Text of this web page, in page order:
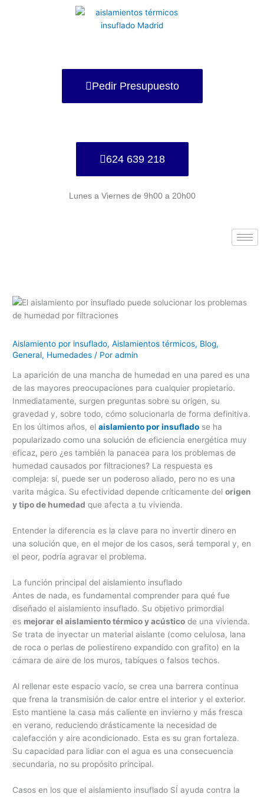
Pedir Presupuesto
624 639 218
Lunes a Viernes de 9h00 a 20h00
Aislamiento por insuflado,Aislamientos térmicos, Blog,
General, Humedades / Poradmin
La aparición de una mancha de humedad en una pared es una
de las mayores preocupaciones para cualquier propietario.
Inmediatamente, surgen preguntas sobre su origen, su
gravedad y, sobre todo, cómo solucionarla de forma definitiva.
En los últimos años, elaislamiento por insuflado se ha
popularizado como una solución de eficiencia energética muy
eficaz, pero ¿es también la panacea para los problemas de
humedad causados por filtraciones? La respuesta es
compleja: sí, puede ser un poderoso aliado, pero no es una
varita mágica. Su efectividad depende críticamente delorigen
y tipo de humedad que afecta a tu vivienda.
Entender la diferencia es la clave para no invertir dinero en
una solución que, en el mejor de los casos, será temporal y, en
el peor, podría agravar el problema.
La función principal del aislamiento insuflado
Antes de nada, es fundamental comprender para qué fue
diseñado el aislamiento insuflado. Su objetivo primordial
es mejorar el aislamiento térmico y acústico de una vivienda.
Se trata de inyectar un material aislante (como celulosa, lana
de roca o perlas de poliestireno expandido con grafito) en la
cámara de aire de los muros, tabiques o falsos techos.
Al rellenar este espacio vacío, se crea una barrera continua
que frena la transmisión de calor entre el interior y el exterior.
Esto mantiene la casa más caliente en invierno y más fresca
en verano, reduciendo drásticamente la necesidad de
calefacción y aire acondicionado. Esta es su gran fortaleza.
Su capacidad para lidiar con el agua es una consecuencia
secundaria, no su propósito principal.
Casos en los que el aislamiento insuflado SÍ ayuda contra la